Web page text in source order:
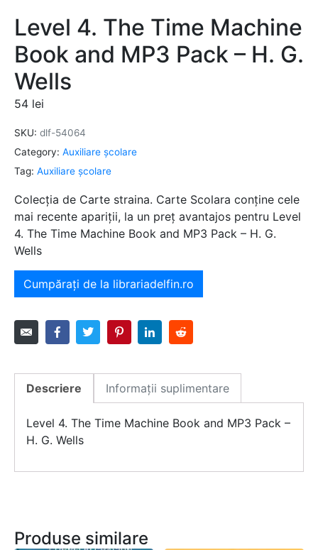
Level 4. The Time Machine
Book and MP3 Pack – H. G.
Wells
54 lei
SKU: dlf-54064
Category: Auxiliare şcolare
Tag: Auxiliare şcolare
Colecția de Carte straina. Carte Scolara conține cele
mai recente apariții, la un preț avantajos pentru Level
4. The Time Machine Book and MP3 Pack – H. G.
Wells
Cumpărați de la librariadelfin.ro
Descriere Informații suplimentare
Level 4. The Time Machine Book and MP3 Pack –
H. G. Wells
Produse similare